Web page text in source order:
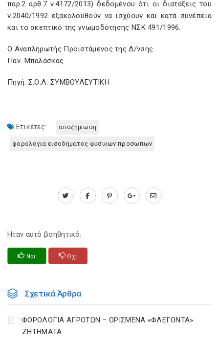
παρ.2 άρθ.7 ν.4172/2013) δεδομένου ότι οι διατάξεις του
ν.2040/1992 εξακολουθούν να ισχύουν και κατά συνέπεια
και το σκεπτικό της γνωμοδότησης ΝΣΚ 491/1996.
Ο Αναπληρωτής Προϊστάμενος της Δ/νσης
Παν. Μπαλάσκας
Πηγή: Σ.Ο.Λ. ΣΥΜΒΟΥΛΕΥΤΙΚΗ
Ετικέτες: αποζημιωση
φορολογια εισοδηματος φυσικων προσωπων
Ηταν αυτό βοηθητικό;
Ναι Οχι
Σχετικά Άρθρα
ΦΟΡΟΛΟΓΙΑ ΑΓΡΟΤΩΝ – ΟΡΙΣΜΕΝΑ «ΦΛΕΓΟΝΤΑ»
ΖΗΤΗΜΑΤΑ